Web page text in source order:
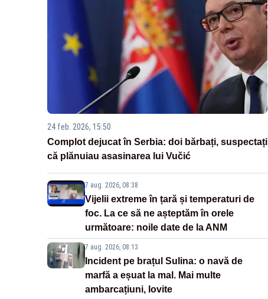
24 feb. 2026, 15:50
Complot dejucat în Serbia: doi bărbați, suspectați
că plănuiau asasinarea lui Vučić
7 aug. 2026, 08:38
Vijelii extreme în țară și temperaturi de
foc. La ce să ne așteptăm în orele
următoare: noile date de la ANM
7 aug. 2026, 08:13
Incident pe brațul Sulina: o navă de
marfă a eșuat la mal. Mai multe
ambarcațiuni, lovite